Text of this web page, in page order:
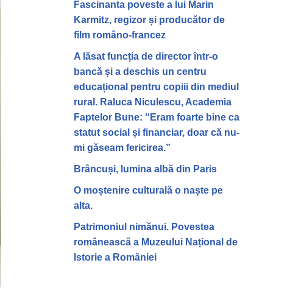
Fascinanta poveste a lui Marin
Karmitz, regizor și producător de
film româno-francez
A lăsat funcția de director într-o
bancă și a deschis un centru
educațional pentru copiii din mediul
rural. Raluca Niculescu, Academia
Faptelor Bune: “Eram foarte bine ca
statut social și financiar, doar că nu-
mi găseam fericirea.”
Brâncuși, lumina albă din Paris
O moștenire culturală o naște pe
alta.
Patrimoniul nimănui. Povestea
românească a Muzeului Național de
Istorie a României